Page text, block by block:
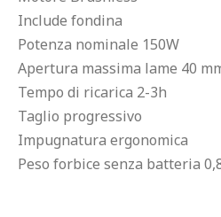
Include fondina
Potenza nominale 150W
Apertura massima lame 40
Tempo di ricarica 2-3h
Taglio progressivo
Impugnatura ergonomica
Peso forbice senza batteria